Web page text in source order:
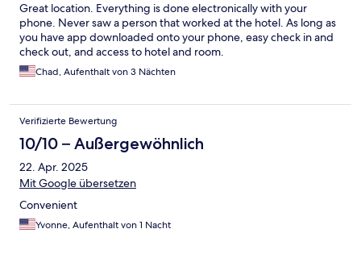
Great location. Everything is done electronically with your
phone. Never saw a person that worked at the hotel. As long as
you have app downloaded onto your phone, easy check in and
check out, and access to hotel and room.
Chad, Aufenthalt von 3 Nächten
Verifizierte Bewertung
10/10 – Außergewöhnlich
22. Apr. 2025
Mit Google übersetzen
Convenient
Yvonne, Aufenthalt von 1 Nacht